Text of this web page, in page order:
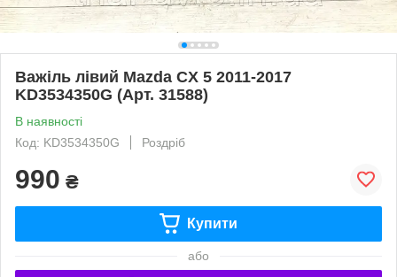
Важіль лівий Mazda CX 5 2011-2017
KD3534350G (Арт. 31588)
В наявності
Код: KD3534350G
Роздріб
990 ₴
Купити
або